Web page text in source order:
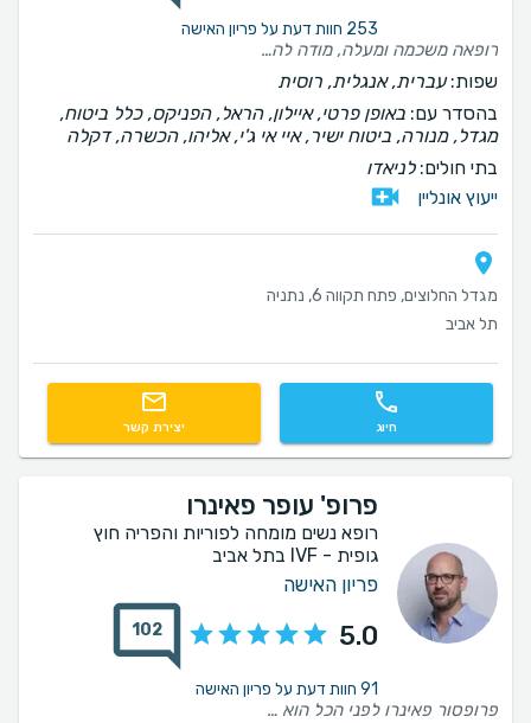
253 חוות דעת על פריון האישה
רופאה משכמה ומעלה, מודה לה על הרוגע והפרופורציות שנתת לנו , עם אמונה אמיתית בתהליך. ממליצה בחום רב.
שפות:עברית, אנגלית, רוסית
בהסדר עם: באופן פרטי, איילון, הראל, הפניקס, כלל ביטוח,
מגדל, מנורה, ביטוח ישיר, איי אי ג'י, אליהו, הכשרה, דקלה
בתי חולים:לניאדו
ייעוץ אונליין
מגדל החלוצים, פתח תקווה 6, נתניה
תל אביב
חיוג יצירת קשר
פרופ' עופר פאינרו
רופא נשים מומחה לפוריות והפריה חוץ
גופית - IVF בתל אביב
פריון האישה
5.0
102
91 חוות דעת על פריון האישה
פרופסור פאינרו לפני הכל הוא בן אדם סבלני, נעים, קשוב. מעבר לזה היה לנו תהליך קצר כי אחרי הסבב הראשון נקלטנו והכל התנהל בצורה מאוד מקצועית. תוכדי הוא תמיד היה זמין לשאלות, חששות מהצד שלנו וזה לא מובן מאליו. תודה רבה על הכל